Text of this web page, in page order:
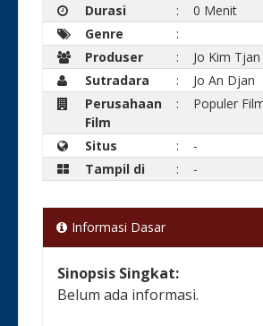
Durasi
:
0 Menit
Genre
:
Produser
:
Jo Kim Tjan
Sutradara
:
Jo An Djan
Perusahaan
Film
: Populer
Situs :
-
Tampil di
: -
Informasi Dasar
Sinopsis Singkat:
Belum ada informasi.